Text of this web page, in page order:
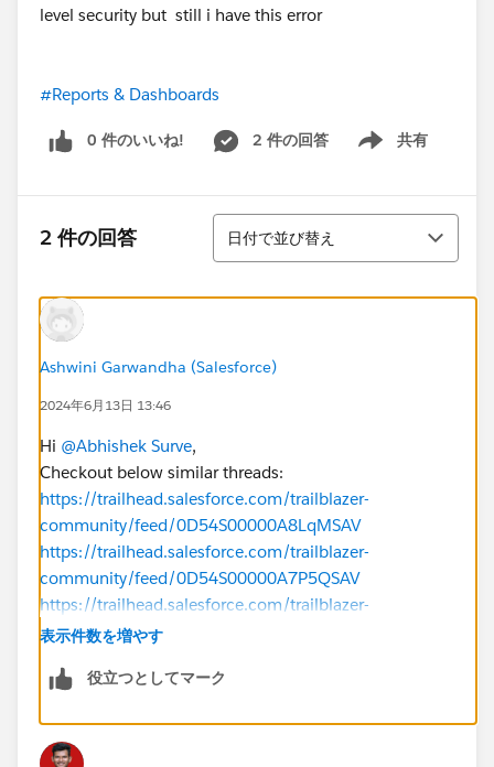
level security but still i have this error
#Reports & Dashboards
0 件のいいね! 2 件の回答 共有
Show menu
2 件の回答
並び替え
日付で並び替え
Ashwini Garwandha (Salesforce)
2024年6月13日 13:46
Hi @Abhishek Surve,
Checkout below similar threads:
https://trailhead.salesforce.com/trailblazer-
community/feed/0D54S00000A8LqMSAV
https://trailhead.salesforce.com/trailblazer-
community/feed/0D54S00000A7P5QSAV
https://trailhead.salesforce.com/trailblazer-
community/feed/0D54S00000A80r8SAB
Thanks
表示件数を増やす
役立つとしてマーク